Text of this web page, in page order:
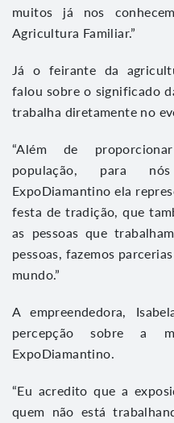
muitos já nos
Agricultura Familiar.”
Já o feirante da
falou sobre o significado
trabalha diretamente no
“Além de
população, para
ExpoDiamantino ela
festa de tradição, que
as pessoas que
pessoas, fazemos
mundo.”
A empreendedora,
percepção sobre a
ExpoDiamantino.
“Eu acredito que a
quem não está